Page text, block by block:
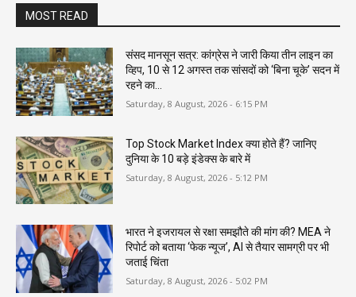
MOST READ
संसद मानसून सत्र: कांग्रेस ने जारी किया तीन लाइन का
व्हिप, 10 से 12 अगस्त तक सांसदों को ‘बिना चूके’ सदन में
रहने का...
Saturday, 8 August, 2026 - 6:15 PM
Top Stock Market Index क्या होते हैं? जानिए
दुनिया के 10 बड़े इंडेक्स के बारे में
Saturday, 8 August, 2026 - 5:12 PM
भारत ने इजरायल से रक्षा समझौते की मांग की? MEA ने
रिपोर्ट को बताया ‘फेक न्यूज’, AI से तैयार सामग्री पर भी
जताई चिंता
Saturday, 8 August, 2026 - 5:02 PM